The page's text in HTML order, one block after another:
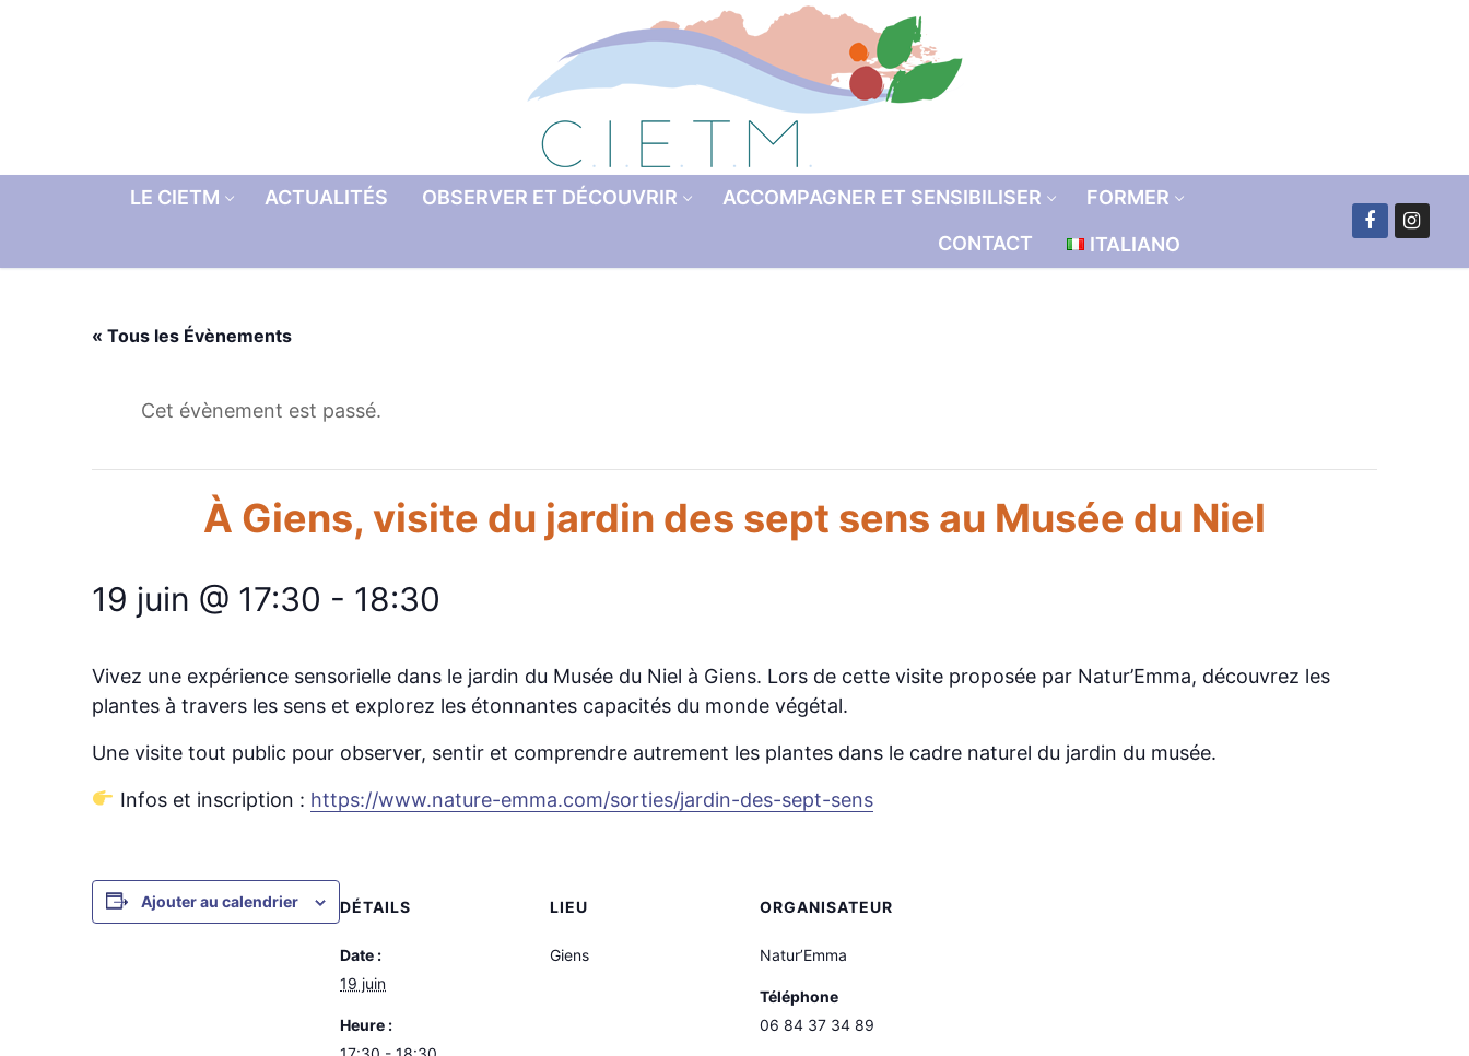
LE CIETM ACTUALITÉS OBSERVER ET DÉCOUVRIR ACCOMPAGNER ET SENSIBILISER
FORMER
CONTACT
ITALIANO
« Tous les Évènements
Cet évènement est passé.
À Giens, visite du jardin des sept sens au Musée du Niel
19 juin @ 17:30 - 18:30
Vivez une expérience sensorielle dans le jardin du Musée du Niel à Giens. Lors de cette visite proposée par Natur’Emma, découvrez les
plantes à travers les sens et explorez les étonnantes capacités du monde végétal.
Une visite tout public pour observer, sentir et comprendre autrement les plantes dans le cadre naturel du jardin du musée.
Infos et inscription : https://www.nature-emma.com/sorties/jardin-des-sept-sens
Ajouter au calendrier DÉTAILS
Date :
19 juin
Heure :
LIEU
Giens
ORGANISATEUR
Natur’Emma
Téléphone
06 84 37 34 89